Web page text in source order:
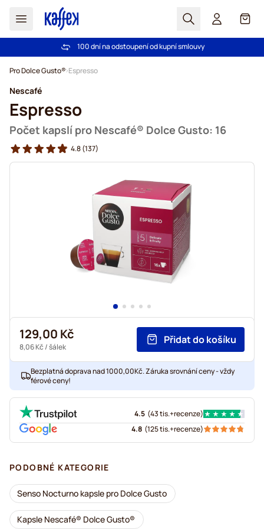
Hledat Košík
Bezplatná doprava nad 1000,00Kč
100 dní na odstoupení od kupní smlouvy
Pro Dolce Gusto® Espresso
Nescafé
Espresso
Počet kapslí pro Nescafé® Dolce Gusto: 16
4.8(137)
129,00 Kč
8,06 Kč / šálek
Přidat do košíku
Bezplatná doprava nad 1000,00Kč. Záruka srovnání ceny - vždy
férové ceny!
4.5 (43 tis.+recenze)
4.8 (125 tis.+recenze)
PODOBNÉ KATEGORIE
Senso Nocturno kapsle pro Dolce Gusto
Kapsle Nescafé® Dolce Gusto®